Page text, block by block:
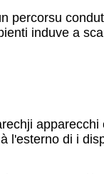
percorsu
induve a
apparecchi
l'esterno di i